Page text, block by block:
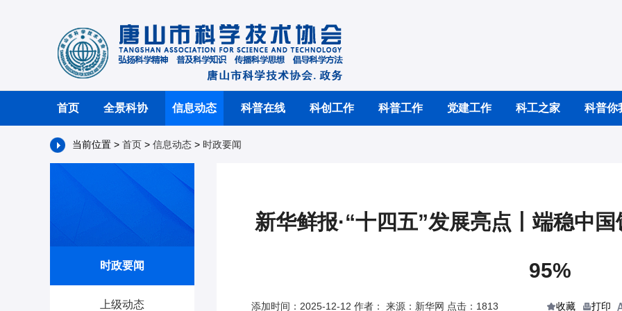
首页 全景科协 信息动态 科普在线 科创工作 科普工作 党建工作 科工之家 科普你
当前位置 > 首页 > 信息动态 > 时政要闻
时政要闻
上级动态
新华鲜报·“十四五”发展亮点丨端稳中
95%
添加时间：2025-12-12 作者： 来源：新华网 点击：1813 收藏 打印